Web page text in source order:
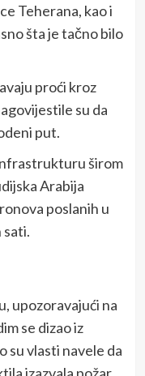
Teherana, kao i
šta je tačno bilo
proći kroz
su da
put.
širom
Arabija
poslanih u
sati.
upozoravajući na
se dizao iz
su vlasti navele da